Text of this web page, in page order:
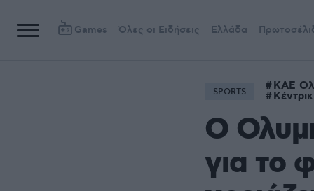
Games Όλες οι Ειδήσεις Ελλάδα
SPORTS ΚΑΕ
O
για το